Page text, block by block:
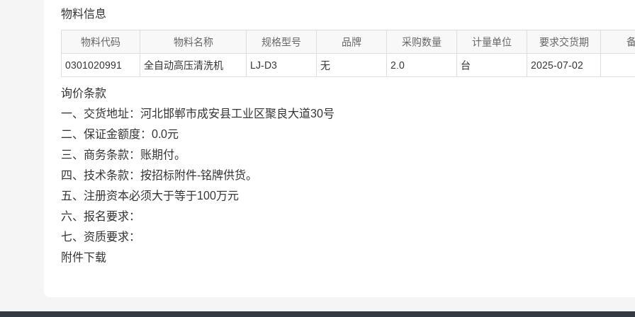
物料信息
物料代码 物料名称 规格型号 品牌 采购数量 计量单位 要求交货期
0301020991 全自动高压清洗机 LJ-D3 无 2.0 台 2025-07-02
询价条款
一、交货地址：河北邯郸市成安县工业区聚良大道30号
二、保证金额度：0.0元
三、商务条款：账期付。
四、技术条款：按招标附件-铭牌供货。
五、注册资本必须大于等于100万元
六、报名要求：
七、资质要求：
附件下载